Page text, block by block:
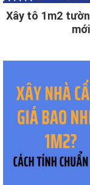
Xây tô 1m2